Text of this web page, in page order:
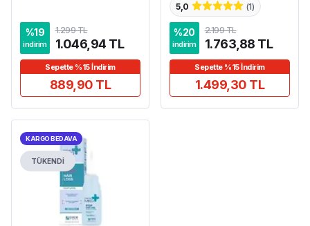
%19
indirim
1.299 TL
1.046,94 TL
Sepette %15 İndirim
889,90 TL
5,0 (1)
%20
indirim
2.199 TL
1.763,88 TL
Sepette %15 İndirim
1.499,30 TL
KARGO BEDAVA
TÜKENDİ